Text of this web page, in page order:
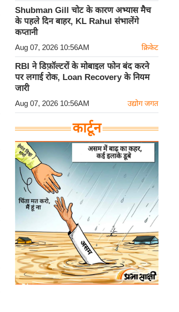
Shubman Gill चोट के कारण अभ्यास मैच
के पहले दिन बाहर, KL Rahul संभालेंगे
कप्तानी
Aug 07, 2026 10:56AM क्रिकेट
RBI ने डिफ़ॉल्टरों के मोबाइल फोन बंद करने
पर लगाई रोक, Loan Recovery के नियम
जारी
Aug 07, 2026 10:56AM उद्योग जगत
कार्टून